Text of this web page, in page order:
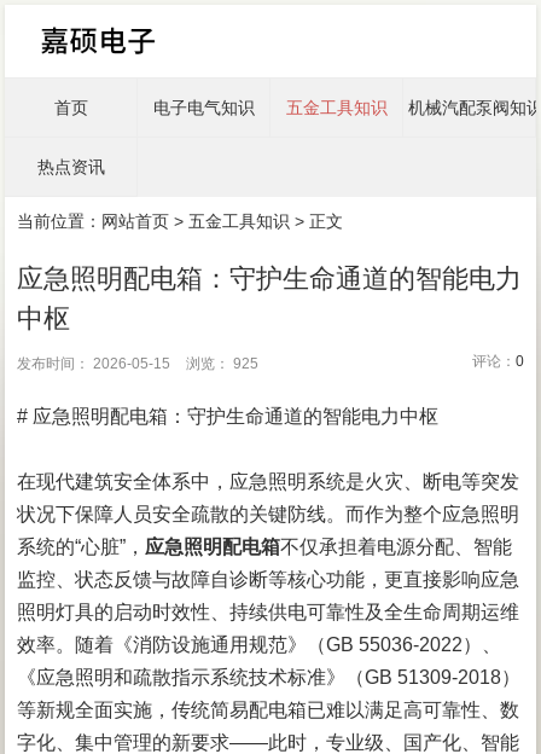
首页 电子电气知识 五金工具知识 机械汽配泵阀知
热点资讯
当前位置： 网站首页 > 五金工具知识 > 正文
应急照明配电箱：守护生命通道的智能电力
中枢
评论： 0
发布时间： 2026-05-15 浏览： 925
# 应急照明配电箱：守护生命通道的智能电力中枢
在现代建筑安全体系中，应急照明系统是火灾、断电等突发
状况下保障人员安全疏散的关键防线。而作为整个应急照明
系统的“心脏”， 应急照明配电箱不仅承担着电源分配、智能
监控、状态反馈与故障自诊断等核心功能，更直接影响应急
照明灯具的启动时效性、持续供电可靠性及全生命周期运维
效率。随着《消防设施通用规范》（GB 55036-2022）、
《应急照明和疏散指示系统技术标准》（GB 51309-2018）
等新规全面实施，传统简易配电箱已难以满足高可靠性、数
字化、集中管理的新要求——此时，专业级、国产化、智能